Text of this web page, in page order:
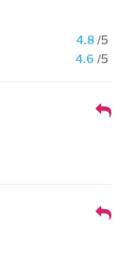
4.8 /5
4.6 /5